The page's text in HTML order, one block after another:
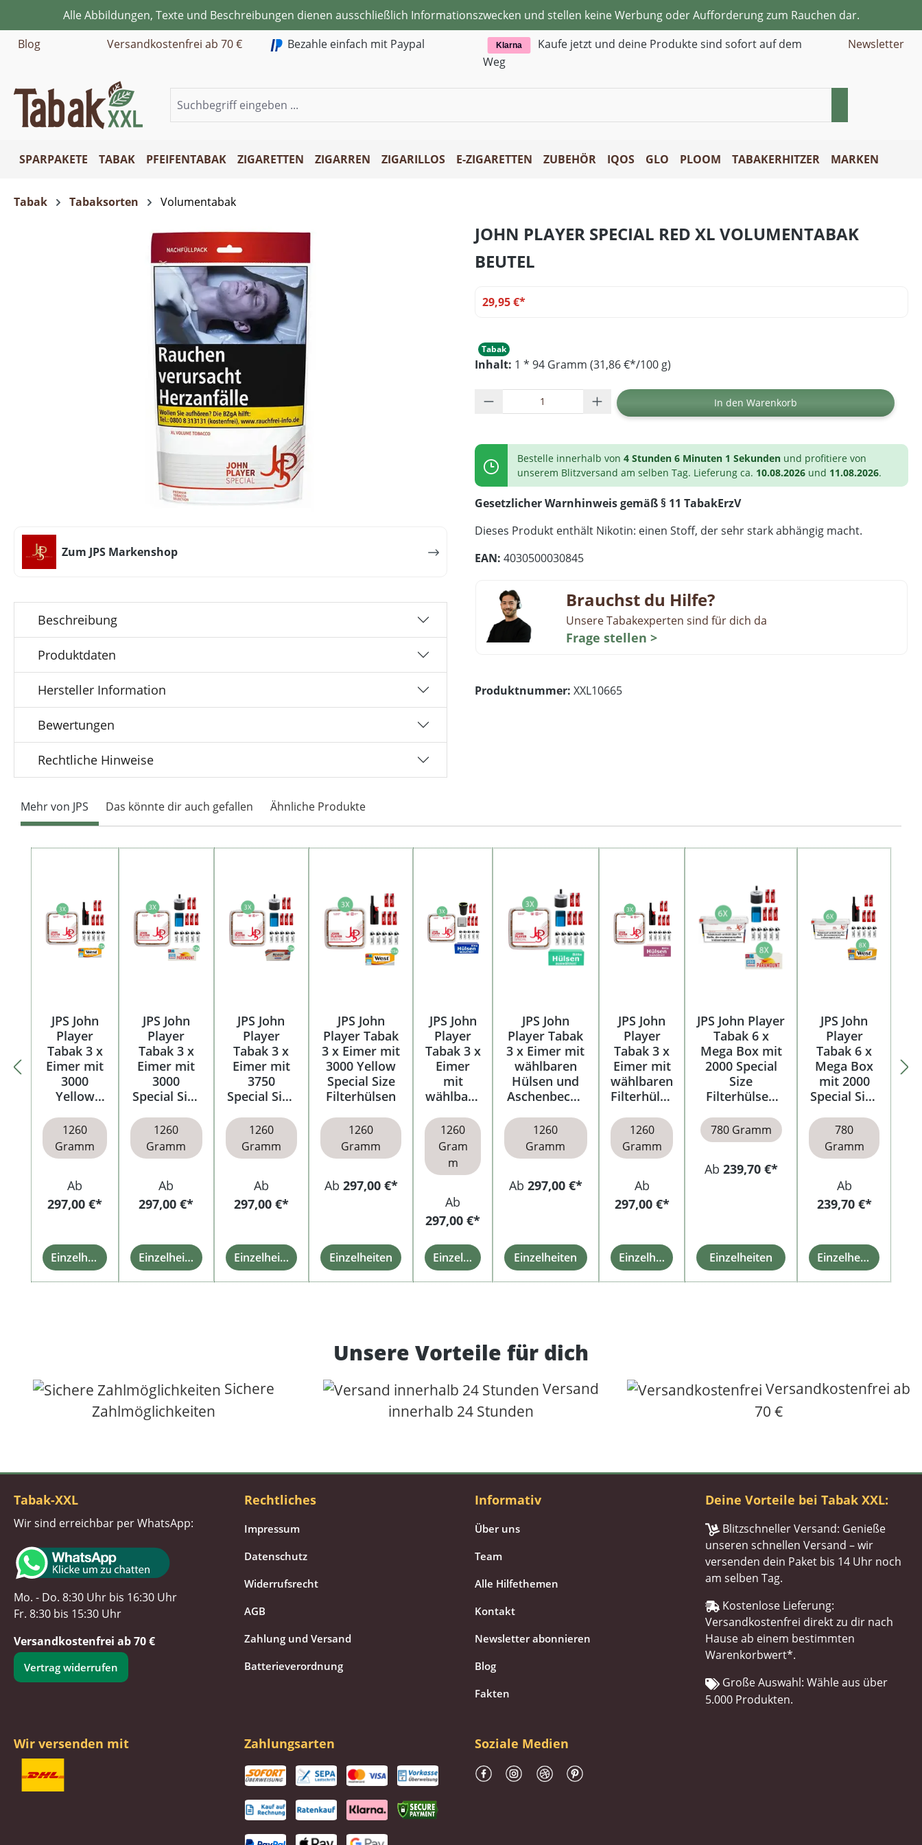
Hauptinhalt springen
Zur Suche springen
Zur Hauptnavigation springen
Alle Abbildungen, Texte und Beschreibungen dienen ausschließlich Informationszwecken und stellen keine Werbung oder Aufforderung zum Rauchen dar.
Blog
Versandkostenfrei ab 70 € Bezahle einfach mit Paypal Klarna
Kaufe jetzt und deine Produkte sind sofort auf dem
Weg
Newsletter
SPARPAKETE TABAK PFEIFENTABAK ZIGARETTEN ZIGARREN ZIGARILLOS E-ZIGARETTEN ZUBEHÖR IQOS GLO PLOOM TABAKERHITZER MARKEN
Tabak Tabaksorten Volumentabak
Zum JPS Markenshop
Beschreibung
Produktdaten
Hersteller Information
Bewertungen
Rechtliche Hinweise
JOHN PLAYER SPECIAL RED XL VOLUMENTABAK
BEUTEL
29,95 €*
Tabak
Inhalt: 1 * 94 Gramm (31,86 €*/100 g)
Produkt Anzahl: Gib den gewünschten Wert ein oder
In den Warenkorb
Bestelle innerhalb von 4 Stunden 6 Minuten 0 Sekunden und profitiere von
unserem Blitzversand am selben Tag. Lieferung ca. 10.08.2026 und 11.08.2026.
Gesetzlicher Warnhinweis gemäß § 11 TabakErzV
Dieses Produkt enthält Nikotin: einen Stoff, der sehr stark abhängig macht.
EAN: 4030500030845
Brauchst du Hilfe?
Unsere Tabakexperten sind für dich da
Frage stellen >
Produktnummer: XXL10665
Mehr von JPS Das könnte dir auch gefallen Ähnliche Produkte
Produktgalerie überspringen
JPS John
Player
Tabak 3 x
Eimer mit
3000
Yellow
n
1260
Gramm
Ab
297,00 €*
Einzelheiten
JPS John
Player
Tabak 3 x
Eimer mit
3000
Special Size
1260
Gramm
Ab
297,00 €*
Einzelheiten
JPS John
Player
Tabak 3 x
Eimer mit
3750
Special Size
1260
Gramm
Ab
297,00 €*
Einzelheiten
JPS John
Player Tabak
3 x Eimer mit
3000 Yellow
Special Size
Filterhülsen
1260
Gramm
Ab 297,00 €*
Einzelheiten
JPS John
Player
Tabak 3 x
Eimer
mit
wählbare
1260
Gram
m
Ab
297,00 €*
Einzelheiten
JPS John
Player Tabak
3 x Eimer mit
wählbaren
Hülsen und
Aschenbeche
1260
Gramm
Ab 297,00 €*
Einzelheiten
JPS John
Player
Tabak 3 x
Eimer mit
wählbaren
Filterhülse
1260
Gramm
Ab
297,00 €*
Einzelheiten
JPS John Player
Tabak 6 x
Mega Box mit
2000 Special
Size
Filterhülsen
780 Gramm
Ab 239,70 €*
Einzelheiten
JPS John
Player
Tabak 6 x
Mega Box
mit 2000
Special Size
780
Gramm
Ab
239,70 €*
Einzelheiten
Unsere Vorteile für dich
Sichere
Zahlmöglichkeiten
Versand
innerhalb 24 Stunden
Versandkostenfrei ab
70 €
Tabak-XXL
Wir sind erreichbar per WhatsApp:
Mo. - Do. 8:30 Uhr bis 16:30 Uhr
Fr. 8:30 bis 15:30 Uhr
Versandkostenfrei ab 70 €
Vertrag widerrufen
Rechtliches
Impressum
Datenschutz
Widerrufsrecht
AGB
Zahlung und Versand
Batterieverordnung
Informativ
Über uns
Team
Alle Hilfethemen
Kontakt
Newsletter abonnieren
Blog
Fakten
Deine Vorteile bei Tabak XXL:
Blitzschneller Versand: Genieße
unseren schnellen Versand – wir
versenden dein Paket bis 14 Uhr noch
am selben Tag.
Kostenlose Lieferung:
Versandkostenfrei direkt zu dir nach
Hause ab einem bestimmten
Warenkorbwert*.
Große Auswahl: Wähle aus über
5.000 Produkten.
Wir versenden mit Zahlungsarten Soziale Medien